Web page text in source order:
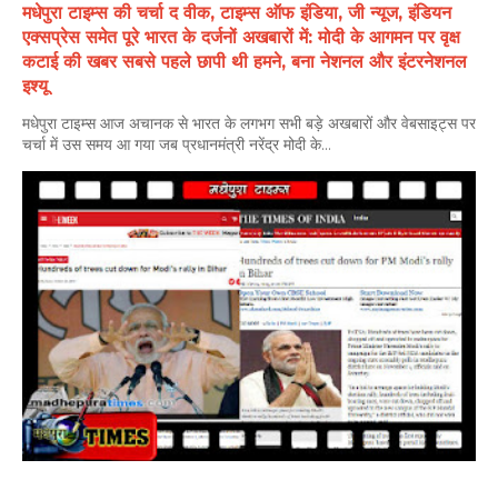
मधेपुरा टाइम्स की चर्चा द वीक, टाइम्स ऑफ इंडिया, जी न्यूज, इंडियन
एक्सप्रेस समेत पूरे भारत के दर्जनों अखबारों में: मोदी के आगमन पर वृक्ष
कटाई की खबर सबसे पहले छापी थी हमने, बना नेशनल और इंटरनेशनल
इश्यू
मधेपुरा टाइम्स आज अचानक से भारत के लगभग सभी बड़े अखबारों और वेबसाइट्स पर
चर्चा में उस समय आ गया जब प्रधानमंत्री नरेंद्र मोदी के...